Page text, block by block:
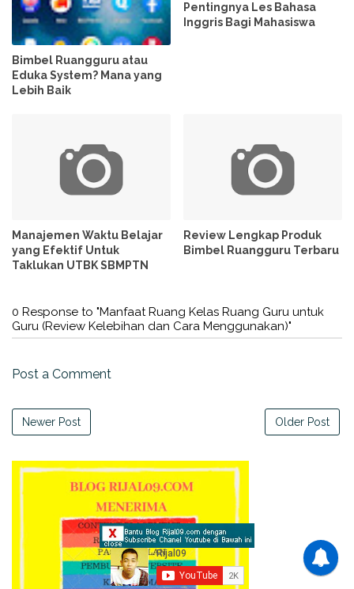
Bimbel Ruangguru atau
Eduka System? Mana yang
Lebih Baik
Pentingnya Les Bahasa
Inggris Bagi Mahasiswa
Manajemen Waktu Belajar
yang Efektif Untuk
Taklukan UTBK SBMPTN
Review Lengkap Produk
Bimbel Ruangguru Terbaru
0 Response to "Manfaat Ruang Kelas Ruang Guru untuk
Guru (Review Kelebihan dan Cara Menggunakan)"
Post a Comment
Newer Post Older Post